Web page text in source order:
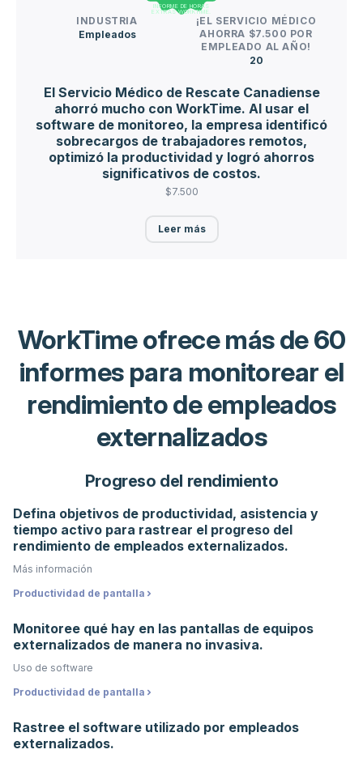
INDUSTRIA
Empleados
¡EL SERVICIO MÉDICO
AHORRA $7.500 POR
EMPLEADO AL AÑO!
20
El Servicio Médico de Rescate Canadiense
ahorró mucho con WorkTime. Al usar el
software de monitoreo, la empresa identificó
sobrecargos de trabajadores remotos,
optimizó la productividad y logró ahorros
significativos de costos.
$7.500
Leer más
INFORME DE HORAS
EXTRAS WORKTIME.
WorkTime ofrece más de 60
informes para monitorear el
rendimiento de empleados
externalizados
Progreso del rendimiento
Defina objetivos de productividad, asistencia y
tiempo activo para rastrear el progreso del
rendimiento de empleados externalizados.
Más información
Productividad de pantalla
Monitoree qué hay en las pantallas de equipos
externalizados de manera no invasiva.
Uso de software
Productividad de pantalla
Rastree el software utilizado por empleados
externalizados.